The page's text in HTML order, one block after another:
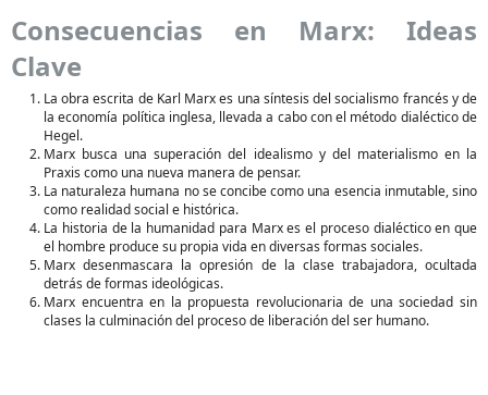
Consecuencias en Marx: Ideas
Clave
La obra escrita de Karl Marx es una síntesis del socialismo francés y de
la economía política inglesa, llevada a cabo con el método dialéctico de
Hegel.
Marx busca una superación del idealismo y del materialismo en la
Praxis como una nueva manera de pensar.
La naturaleza humana no se concibe como una esencia inmutable, sino
como realidad social e histórica.
La historia de la humanidad para Marx es el proceso dialéctico en que
el hombre produce su propia vida en diversas formas sociales.
Marx desenmascara la opresión de la clase trabajadora, ocultada
detrás de formas ideológicas.
Marx encuentra en la propuesta revolucionaria de una sociedad sin
clases la culminación del proceso de liberación del ser humano.